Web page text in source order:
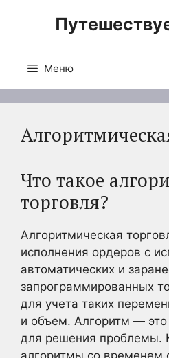
Меню
Что такое
торговля?
Алгоритмическая
исполнения ордеров с
автоматических и
запрограммированных
для учета таких
и объем. Алгоритм —
для решения проблемы.
алгоритмы со временем